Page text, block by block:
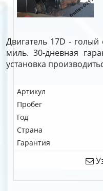
Двигатель 17D -
миль. 30-дневная
установка
Артикул
Пробег
Год
Страна
Гарантия